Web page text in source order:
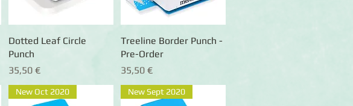
Schnellansicht
Dotted Leaf Circle
Punch
Preis
35,50 €
Schnellansicht
Treeline Border Punch -
Pre-Order
Preis
35,50 €
New Oct 2020 New Sept 2020